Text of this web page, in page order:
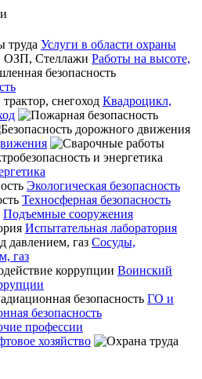
Услуги в области охраны
Работы на высоте,
Квадроцикл,
Экологическая безопасность
Техносферная безопасность
Подъемные сооружения
Испытательная лаборатория
Сосуды,
газ
Воинский
ГО и
безопасность
профессии
хозяйство